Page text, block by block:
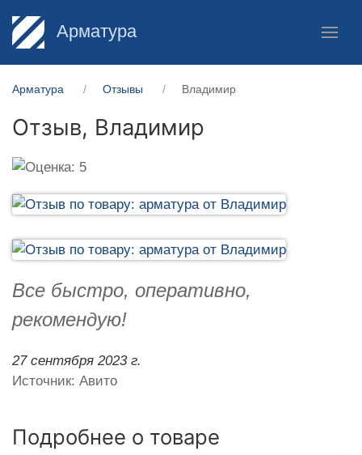
Арматура
Арматура Отзывы Владимир
Отзыв, Владимир
Все быстро, оперативно,
рекомендую!
27 сентября 2023 г.
Источник: Авито
Подробнее о товаре